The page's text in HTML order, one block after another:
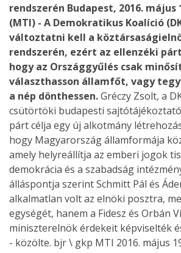
rendszerén Budapest, 2016.
(MTI) - A Demokratikus Koalíció
változtatni kell a
rendszerén, ezért az ellenzéki
hogy az Országgyűlés csak
választhasson államfőt, vagy
a nép dönthessen.Gréczy Zsolt, a
csütörtöki budapesti
párt célja egy új alkotmány
hogy Magyarország államformája
amely helyreállítja az emberi jogok
demokrácia és a szabadság
álláspontja szerint Schmitt Pál és
alkalmatlan volt az elnöki posztra,
egységét, hanem a Fidesz és Orbán
miniszterelnök érdekeit képviselték
- közölte. bjr \ gkp MTI 2016. május